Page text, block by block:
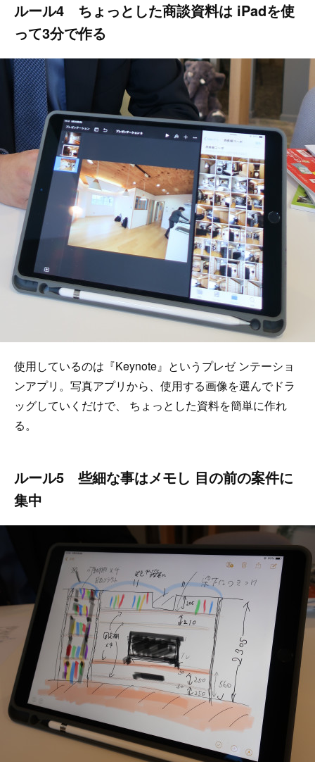
ルール4 ちょっとした商談資料は iPadを使
って3分で作る
使用しているのは『Keynote』というプレゼ ンテーショ
ンアプリ。写真アプリから、使用する画像を選んでドラ
ッグしていくだけで、 ちょっとした資料を簡単に作れ
る。
ルール5 些細な事はメモし 目の前の案件に
集中